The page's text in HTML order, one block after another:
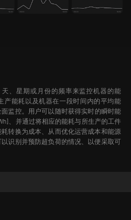
天、星期或月份的频率来监控机器的能
产能耗以及机器在一段时间内的平均能
监控。
用户可以随时获得实时的瞬时能
、并通过将相应的能耗与所生产的工件
转换为成本、从而优化运营成本和能源
识别并预防超负荷的情况、以便采取可